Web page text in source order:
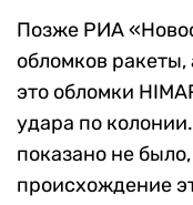
Позже РИА
обломков ракеты,
это обломки
удара по
показано не
происхождение